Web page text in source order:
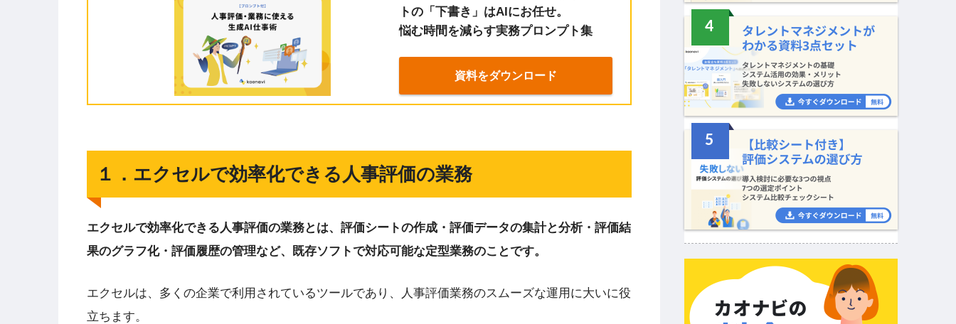
トの「下書き」はAIにお任せ。
悩む時間を減らす実務プロンプト集
資料をダウンロード
１．エクセルで効率化できる人事評価の業務
エクセルで効率化できる人事評価の業務とは、評価シートの作成・評価データの集計と分析・評価結
果のグラフ化・評価履歴の管理など、既存ソフトで対応可能な定型業務のことです。
エクセルは、多くの企業で利用されているツールであり、人事評価業務のスムーズな運用に大いに役
立ちます。